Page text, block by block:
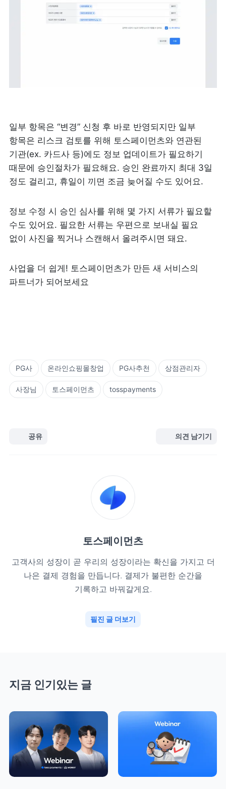
일부 항목은 “변경” 신청 후 바로 반영되지만 일부
항목은 리스크 검토를 위해 토스페이먼츠와 연관된
기관(ex. 카드사 등)에도 정보 업데이트가 필요하기
때문에 승인절차가 필요해요. 승인 완료까지 최대 3일
정도 걸리고, 휴일이 끼면 조금 늦어질 수도 있어요.
정보 수정 시 승인 심사를 위해 몇 가지 서류가 필요할
수도 있어요. 필요한 서류는 우편으로 보내실 필요
없이 사진을 찍거나 스캔해서 올려주시면 돼요.
사업을 더 쉽게! 토스페이먼츠가 만든 새 서비스의
파트너가 되어보세요
PG사 온라인쇼핑몰창업 PG사추천 상점관리자
사장님 토스페이먼츠 tosspayments
공유 의견 남기기
토스페이먼츠
고객사의 성장이 곧 우리의 성장이라는 확신을 가지고 더
나은 결제 경험을 만듭니다. 결제가 불편한 순간을
기록하고 바꿔갈게요.
필진 글 더보기
지금 인기있는 글